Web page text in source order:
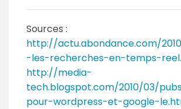
Sources :
http://actu.abondance.com/
-les-recherches-en-temps-
http://media-
tech.blogspot.com/2010/03/
pour-wordpress-et-google-